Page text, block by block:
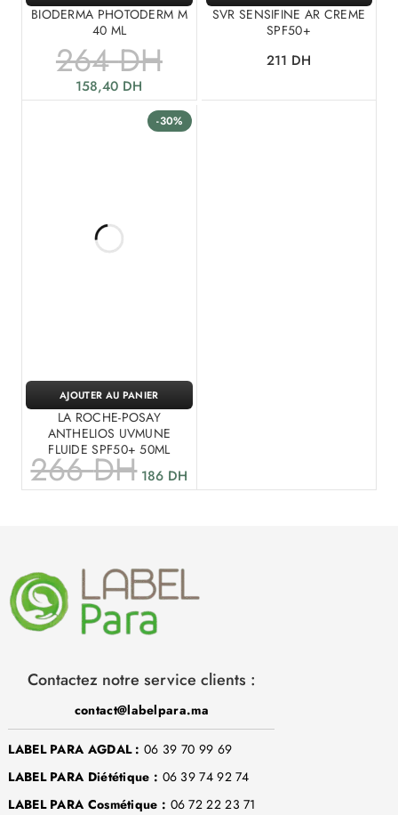
BIODERMA PHOTODERM M
40 ML
264DH
158,40 DH
SVR SENSIFINE AR CREME
SPF50+
211 DH
-30%
LA ROCHE-POSAY
ANTHELIOS UVMUNE
FLUIDE SPF50+ 50ML
266DH 186 DH
AJOUTER AU PANIER
Contactez notre service clients :
contact@labelpara.ma
LABEL PARA AGDAL : 06 39 70 99 69
LABEL PARA Diététique : 06 39 74 92 74
LABEL PARA Cosmétique : 06 72 22 23 71